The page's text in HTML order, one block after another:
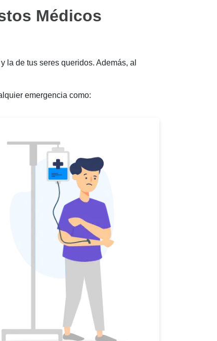
Médicos
la de tus seres queridos. Además, al
emergencia como: